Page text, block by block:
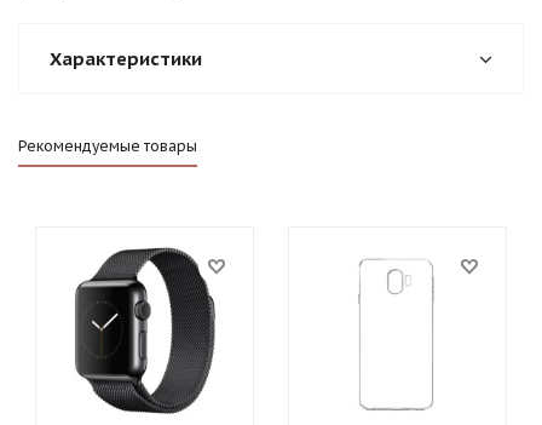
Характеристики
Рекомендуемые товары